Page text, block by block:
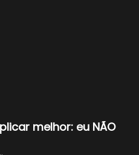
melhor: eu NÃO